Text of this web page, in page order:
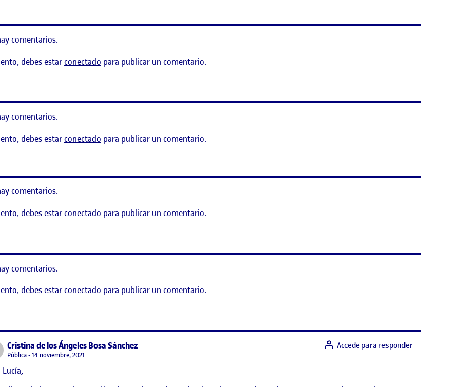
comentarios.
debes estarconectado para publicar un comentario.
comentarios.
debes estarconectado para publicar un comentario.
comentarios.
debes estarconectado para publicar un comentario.
comentarios.
debes estarconectado para publicar un comentario.
y reflexión
Cristina de los Ángeles Bosa Sánchezsays:
Visibilidad:
Pública 14 noviembre, 2021
Lucía,
Accede para responder